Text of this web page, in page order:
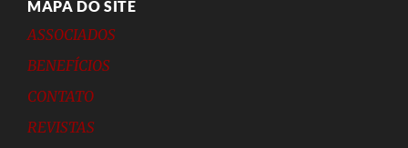
MAPA DO SITE
ASSOCIADOS
BENEFÍCIOS
CONTATO
REVISTAS